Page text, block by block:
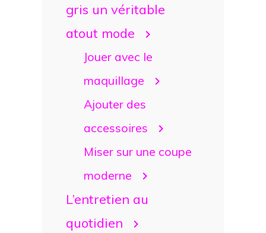
gris un véritable
atout mode
Jouer avec le
maquillage
Ajouter des
accessoires
Miser sur une coupe
moderne
L’entretien au
quotidien